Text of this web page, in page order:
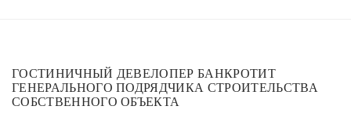
ГОСТИНИЧНЫЙ ДЕВЕЛОПЕР БАНКРОТИТ
ГЕНЕРАЛЬНОГО ПОДРЯДЧИКА СТРОИТЕЛЬСТВА
СОБСТВЕННОГО ОБЪЕКТА